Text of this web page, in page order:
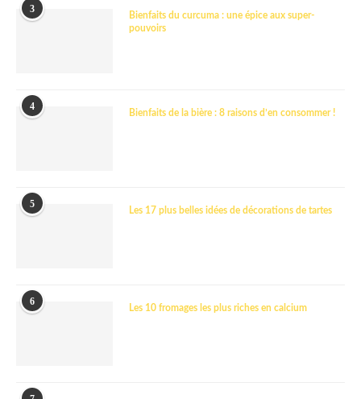
3
Bienfaits du curcuma : une épice aux super-
pouvoirs
4
Bienfaits de la bière : 8 raisons d’en consommer !
5
Les 17 plus belles idées de décorations de tartes
6
Les 10 fromages les plus riches en calcium